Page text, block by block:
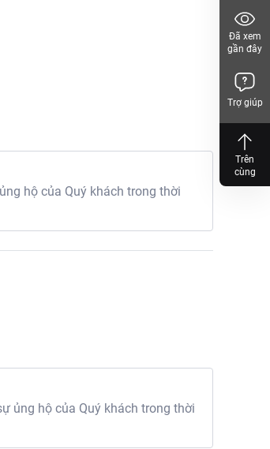
hộ của Quý khách trong thời
ủng hộ của Quý khách trong thời
Đã xem
gần đây
Trợ giúp
Trên
cùng